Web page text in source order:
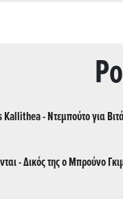
- Ντεμπούτο για
- Δικός της ο Μπρούνο